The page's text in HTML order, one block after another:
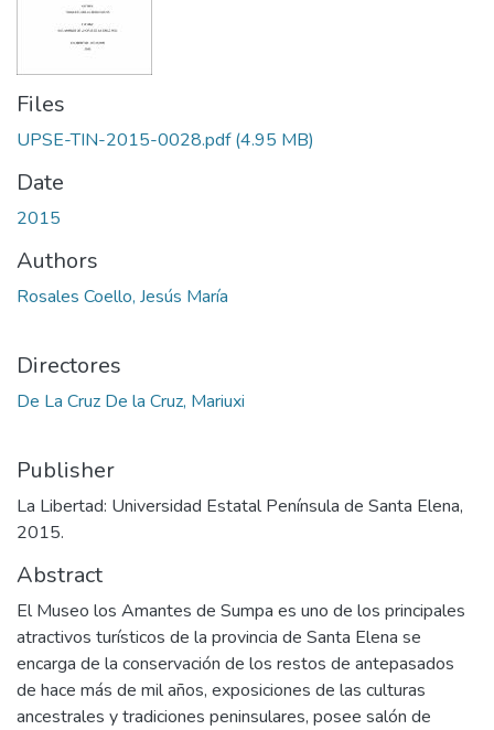
Files
UPSE-TIN-2015-0028.pdf(4.95 MB)
Date
2015
Authors
Rosales Coello, Jesús María
Directores
De La Cruz De la Cruz, Mariuxi
Publisher
La Libertad: Universidad Estatal Península de Santa Elena,
2015.
Abstract
El Museo los Amantes de Sumpa es uno de los principales
atractivos turísticos de la provincia de Santa Elena se
encarga de la conservación de los restos de antepasados
de hace más de mil años, exposiciones de las culturas
ancestrales y tradiciones peninsulares, posee salón de